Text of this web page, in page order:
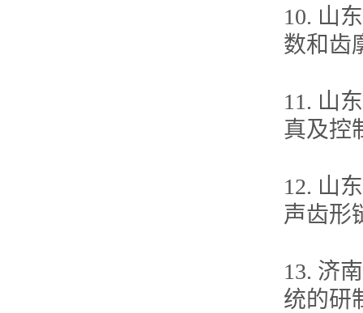
10. 山
数和齿
11. 山
真及控
12. 山
声齿形
13. 济
统的研